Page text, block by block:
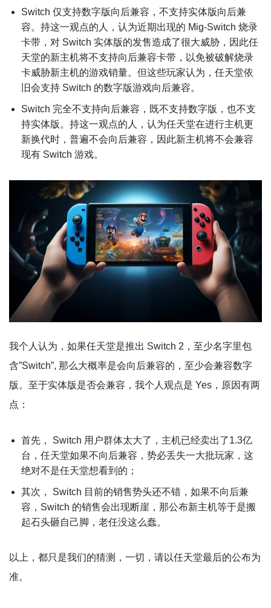
Switch 仅支持数字版向后兼容，不支持实体版向后兼
容。持这一观点的人，认为近期出现的 Mig-Switch 烧录
卡带，对 Switch 实体版的发售造成了很大威胁，因此任
天堂的新主机将不支持向后兼容卡带，以免被破解烧录
卡威胁新主机的游戏销量。但这些玩家认为，任天堂依
旧会支持​ Switch 的数字版游戏向后兼容。
Switch 完全不支持向后兼容，既不支持数字版，也不支
持实体版。持这一观点的人，认为任天堂在进行主机更
新换代时，普遍不会向后兼容，因此新主机将不会兼容
现有 Switch 游戏。
我个人认为，如果任天堂是推出 Switch 2，至少名字里包
含”Switch”, 那么大概率是会向后兼容的，至少会兼容数字
版。至于实体版是否会兼容，我个人观点是 Yes，原因有两
点：
首先， Switch 用户群体太大了，主机已经卖出了1.3亿
台，任天堂如果不向后兼容，势必丢失一大批玩家，这
绝对不是任天堂想看到的；
其次， Switch 目前的销售势头还不错，如果不向后兼
容，Switch 的销售会出现断崖，那公布新主机等于是搬
起石头砸自己脚，老任没这么蠢。
以上，都只是我们的猜测，一切，请以任天堂最后的公布为
准。